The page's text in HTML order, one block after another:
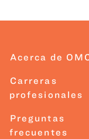
Acerca de
Carreras
profesionales
Preguntas
frecuentes